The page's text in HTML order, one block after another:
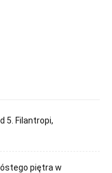
5. Filantropi,
piętra w